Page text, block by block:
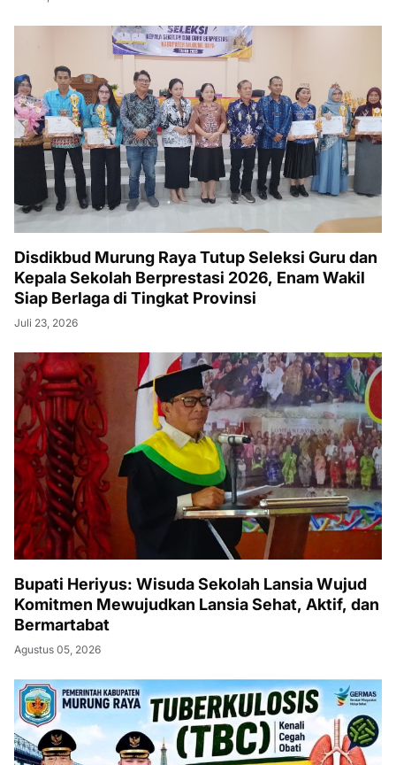
Disdikbud Murung Raya Tutup Seleksi Guru dan
Kepala Sekolah Berprestasi 2026, Enam Wakil
Siap Berlaga di Tingkat Provinsi
Juli 23, 2026
Bupati Heriyus: Wisuda Sekolah Lansia Wujud
Komitmen Mewujudkan Lansia Sehat, Aktif, dan
Bermartabat
Agustus 05, 2026